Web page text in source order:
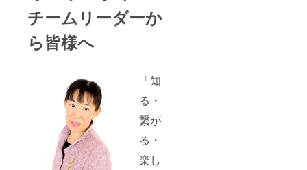
チームリーダーか
ら皆様へ
「知
る・
繋が
る・
楽し